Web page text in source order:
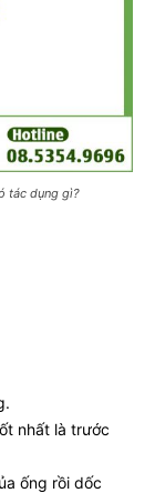
tác dụng gì?
nhất là trước
ống rồi dốc